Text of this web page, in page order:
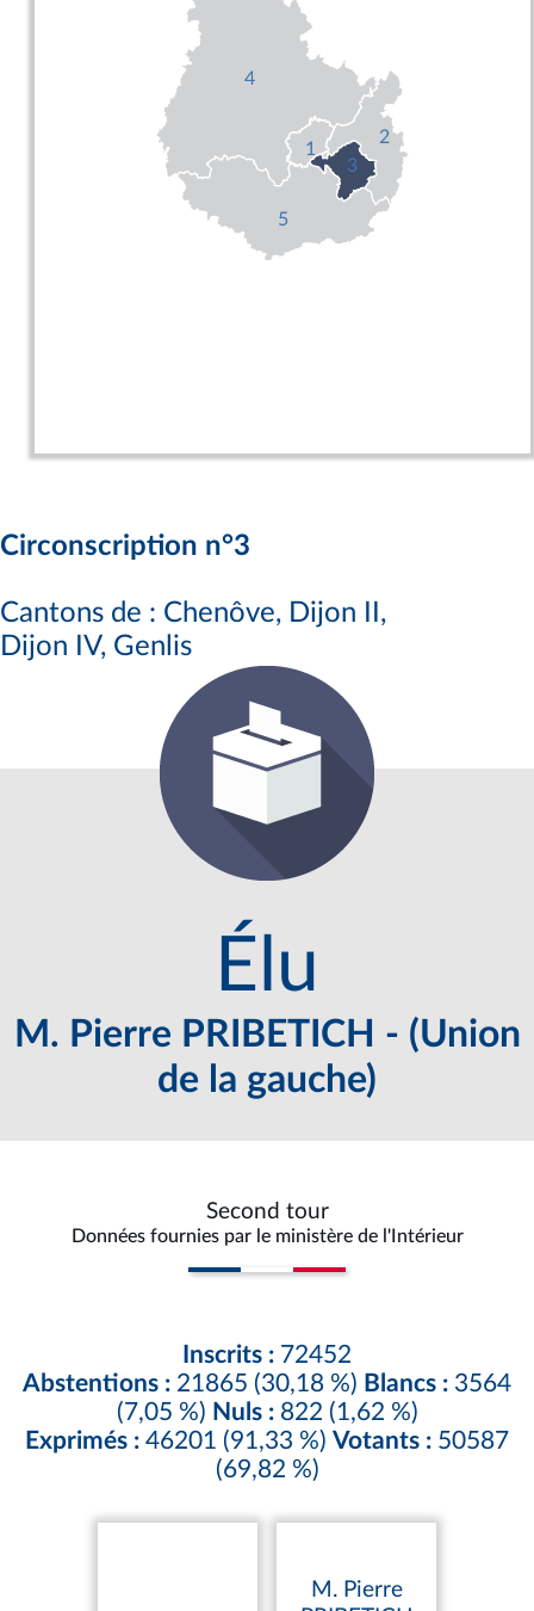
1
2
3
4
5
Circonscription n°3
Cantons de : Chenôve, Dijon II,
Dijon IV, Genlis
Élu
M. Pierre PRIBETICH - (Union
de la gauche)
Second tour
Données fournies par le ministère de l'Intérieur
Inscrits : 72452
Abstentions : 21865 (30,18 %) Blancs : 3564
(7,05 %) Nuls :822 (1,62 %)
Exprimés : 46201 (91,33 %) Votants : 50587
(69,82 %)
M. Pierre